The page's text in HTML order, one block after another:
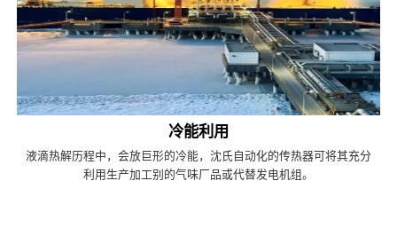
冷能利用
液滴热解历程中，会放巨形的冷能，沈氏自动化的传热器可将其充分
利用生产加工别的气味厂品或代替发电机组。